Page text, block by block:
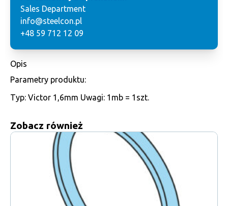
Sales Department
info@steelcon.pl
+48 59 712 12 09
Opis
Parametry produktu:
Typ: Victor 1,6mm Uwagi: 1mb = 1szt.
Zobacz również